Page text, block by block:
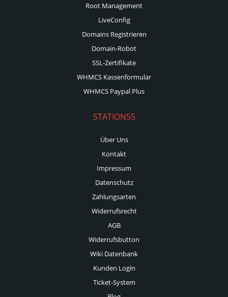
Root Management
LiveConfig
Domains Registrieren
Domain-Robot
SSL-Zertifikate
WHMCS Kassenformular
WHMCS Paypal Plus
STATION55
Über Uns
Kontakt
Impressum
Datenschutz
Zahlungsarten
Widerrufsrecht
AGB
Widerrufsbutton
Wiki Datenbank
Kunden Login
Ticket-System